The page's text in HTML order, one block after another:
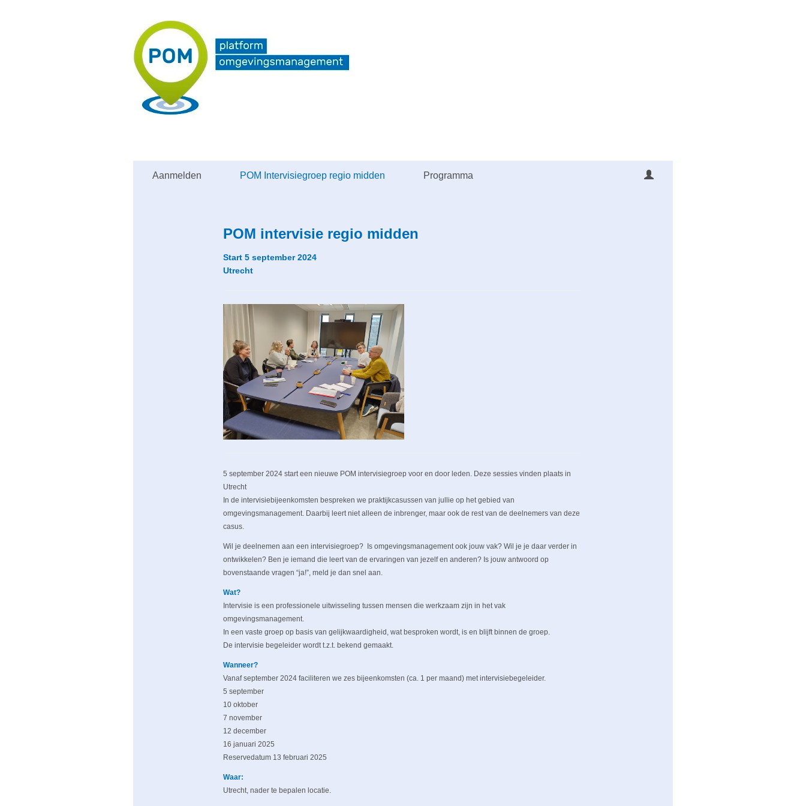
Aanmelden POM Intervisiegroep regio midden Programma
POM intervisie regio midden
Start 5 september 2024
Utrecht
5 september 2024 start een nieuwe POM intervisiegroep voor en door leden. Deze sessies vinden plaats in
Utrecht
In de intervisiebijeenkomsten bespreken we praktijkcasussen van jullie op het gebied van
omgevingsmanagement. Daarbij leert niet alleen de inbrenger, maar ook de rest van de deelnemers van deze
casus.
Wil je deelnemen aan een intervisiegroep? Is omgevingsmanagement ook jouw vak? Wil je je daar verder in
ontwikkelen? Ben je iemand die leert van de ervaringen van jezelf en anderen? Is jouw antwoord op
bovenstaande vragen “ja!”, meld je dan snel aan.
Wat?
Intervisie is een professionele uitwisseling tussen mensen die werkzaam zijn in het vak
omgevingsmanagement.
In een vaste groep op basis van gelijkwaardigheid, wat besproken wordt, is en blijft binnen de groep.
De intervisie begeleider wordt t.z.t. bekend gemaakt.
Wanneer?
Vanaf september 2024 faciliteren we zes bijeenkomsten (ca. 1 per maand) met intervisiebegeleider.
5 september
10 oktober
7 november
12 december
16 januari 2025
Reservedatum 13 februari 2025
Waar:
Utrecht, nader te bepalen locatie.